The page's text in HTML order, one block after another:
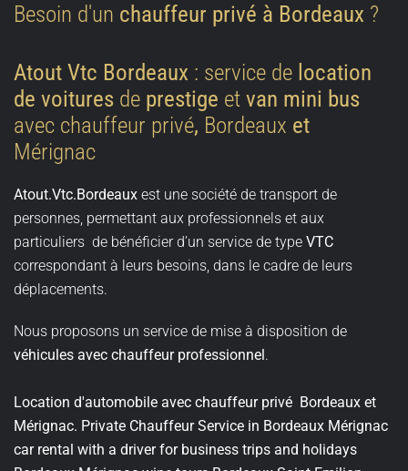
Besoin d'un chauffeur privé à Bordeaux ?
Atout Vtc Bordeaux : service de location
de voitures de prestige et van mini bus
avec chauffeur privé, Bordeaux et
Mérignac
Atout.Vtc.Bordeaux est une société de transport de
personnes, permettant aux professionnels et aux
particuliers de bénéficier d’un service de type VTC
correspondant à leurs besoins, dans le cadre de leurs
déplacements.
Nous proposons un service de mise à disposition de
véhicules avec chauffeur professionnel .
Location d'automobile avec chauffeur privé Bordeaux et
Mérignac. Private Chauffeur Service in Bordeaux Mérignac
car rental with a driver for business trips and holidays